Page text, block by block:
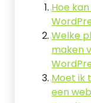
Hoe
Welke
maken
Moet ik
een